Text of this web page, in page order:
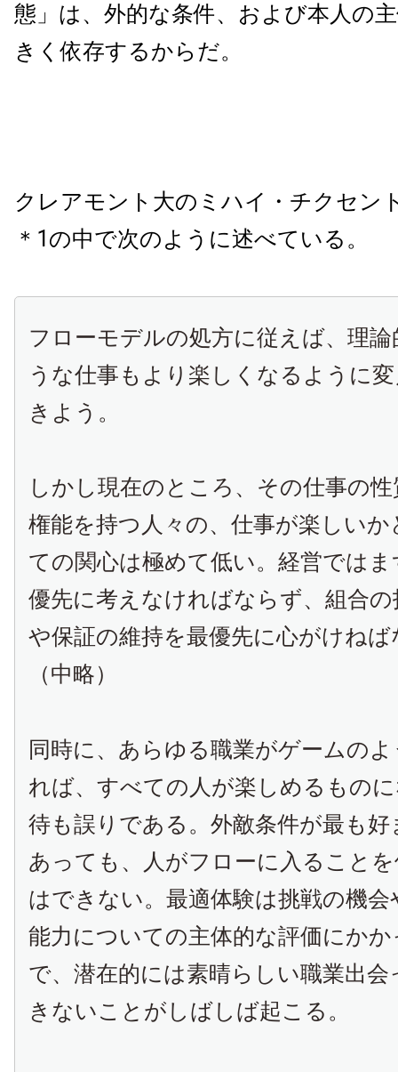
態」は、外的な条件、および本人の
きく依存するからだ。
クレアモント大のミハイ・チクセン
＊1の中で次のように述べている。
フローモデルの処方に従えば、理
うな仕事もより楽しくなるように
きよう。
しかし現在のところ、その仕事の
権能を持つ人々の、仕事が楽しい
ての関心は極めて低い。経営では
優先に考えなければならず、組合
や保証の維持を最優先に心がけね
（中略）
同時に、あらゆる職業がゲームの
れば、すべての人が楽しめるもの
待も誤りである。外敵条件が最も
あっても、人がフローに入ること
はできない。最適体験は挑戦の機会
能力についての主体的な評価にか
で、潜在的には素晴らしい職業出
きないことがしばしば起こる。